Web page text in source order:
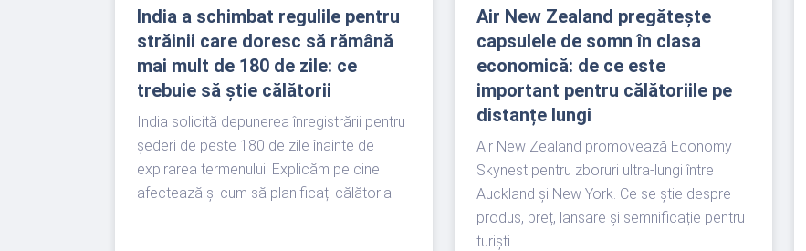
India a schimbat regulile pentru
străinii care doresc să rămână
mai mult de 180 de zile: ce
trebuie să știe călătorii
India solicită depunerea înregistrării pentru
șederi de peste 180 de zile înainte de
expirarea termenului. Explicăm pe cine
afectează și cum să planificați călătoria.
Air New Zealand pregătește
capsulele de somn în clasa
economică: de ce este
important pentru călătoriile pe
distanțe lungi
Air New Zealand promovează Economy
Skynest pentru zboruri ultra-lungi între
Auckland și New York. Ce se știe despre
produs, preț, lansare și semnificație pentru
turiști.